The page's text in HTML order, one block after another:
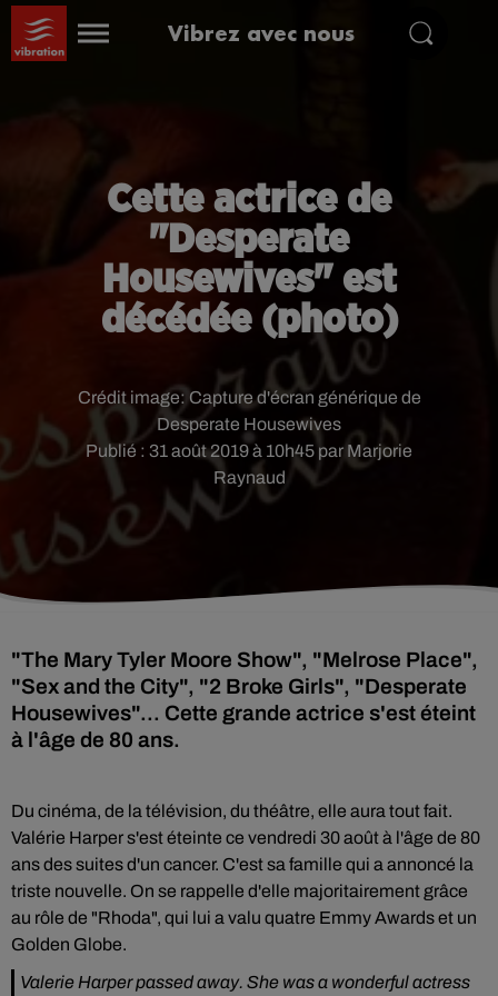
Vibrez avec nous
Cette actrice de
"Desperate
Housewives" est
décédée (photo)
Publié : 31 août 2019 à 10h45 par Marjorie
Raynaud
Crédit image: Capture d'écran générique de
Desperate Housewives
"The Mary Tyler Moore Show", "Melrose Place",
"Sex and the City", "2 Broke Girls", "Desperate
Housewives"... Cette grande actrice s'est éteint
à l'âge de 80 ans.
Du cinéma, de la télévision, du théâtre, elle aura tout fait.
Valérie Harper s'est éteinte ce vendredi 30 août à l'âge de 80
ans des suites d'un cancer. C'est sa famille qui a annoncé la
triste nouvelle. On se rappelle d'elle majoritairement grâce
au rôle de "Rhoda", qui lui a valu quatre Emmy Awards et un
Golden Globe.
Valerie Harper passed away. She was a wonderful actress